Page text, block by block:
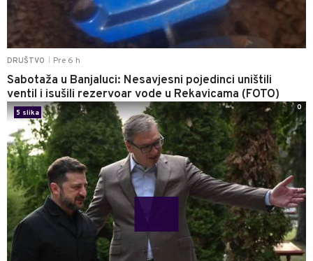
DRUŠTVO Pre 6 h
Sabotaža u Banjaluci: Nesavjesni pojedinci uništili
ventil i isušili rezervoar vode u Rekavicama (FOTO)
5 slika
0